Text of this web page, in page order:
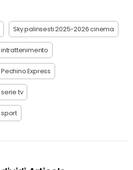
Sky palinsesti 2025-2026 cinema
intrattenimento
Express
tv
sport